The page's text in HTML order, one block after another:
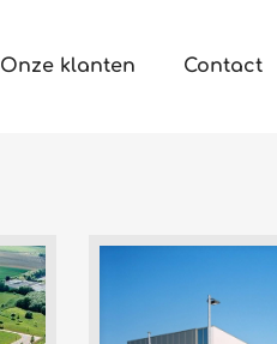
Onze klanten Contact